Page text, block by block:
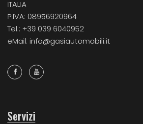
ITALIA
P.IVA: 08956920964
Tel.: +39 039 6040952
eMail: info@gasiautomobili.it
Servizi